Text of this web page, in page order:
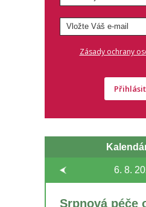
Zásady ochrany
6. 8.
Srpnová péče